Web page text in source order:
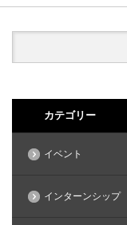
カテゴリー
イベント
インターンシップ